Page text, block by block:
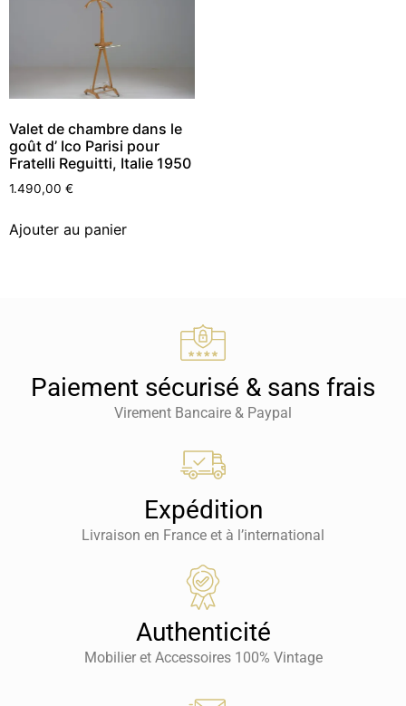
Valet de chambre dans le
goût d’ Ico Parisi pour
Fratelli Reguitti, Italie 1950
1.490,00 €
Ajouter au panier
Paiement sécurisé & sans frais
Virement Bancaire & Paypal
Expédition
Livraison en France et à l’international
Authenticité
Mobilier et Accessoires 100% Vintage